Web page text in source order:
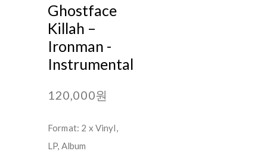
Ghostface
Killah –
Ironman -
Instrumental
120,000원
Format: 2 x Vinyl,
LP, Album